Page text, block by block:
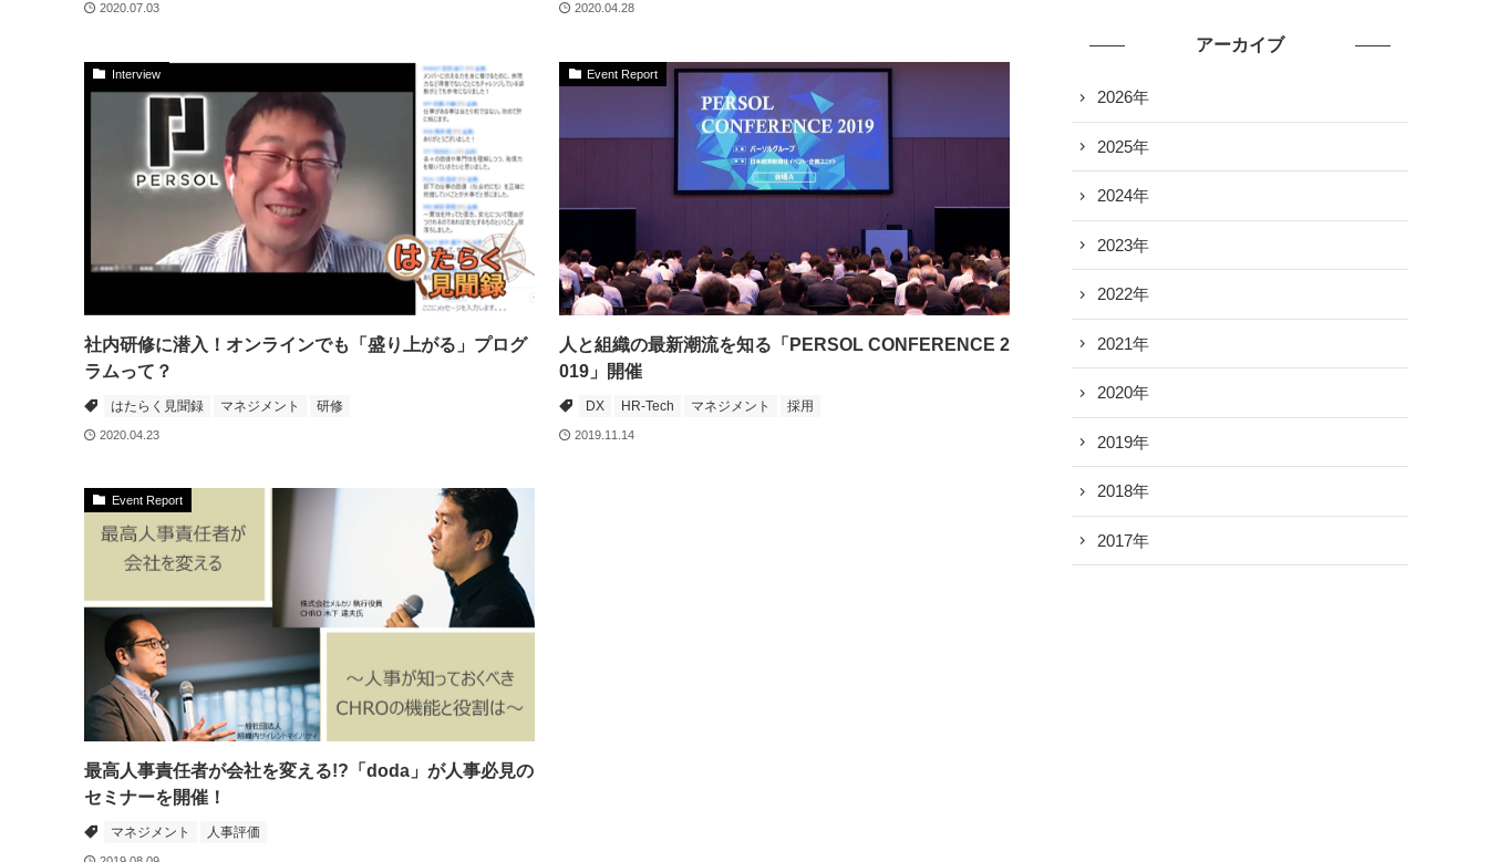
2020.07.03 2020.04.28
Interview
社内研修に潜入！オンラインでも「盛り上がる」プログ
ラムって？
はたらく見聞録 マネジメント 研修
2020.04.23
Event Report
人と組織の最新潮流を知る「PERSOL CONFERENCE 2
019」開催
DX HR-Tech マネジメント 採用
2019.11.14
Event Report
最高人事責任者が会社を変える!?「doda」が人事必見の
セミナーを開催！
マネジメント 人事評価
アーカイブ
2026年
2025年
2024年
2023年
2022年
2021年
2020年
2019年
2018年
2017年